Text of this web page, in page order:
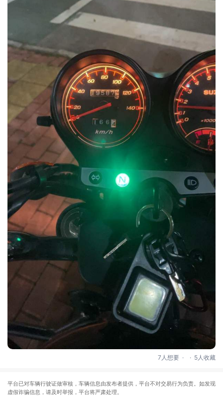
7人想要 . . 5人收藏
平台已对车辆行驶证做审核，车辆信息由发布者提供，平台不对交易行为负责。如发现
虚假诈骗信息，请及时举报，平台将严肃处理。